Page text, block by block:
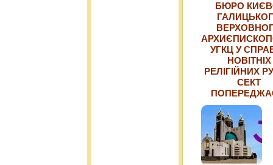
БЮРО
УГКЦ У
НОВІТНІХ
РЕЛІГІЙНИХ
СЕКТ